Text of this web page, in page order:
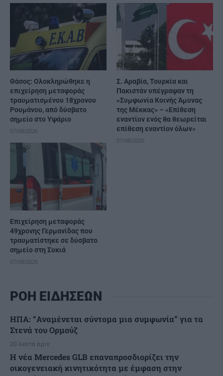
Θάσος: Ολοκληρώθηκε η
επιχείρηση μεταφοράς
τραυματισμένου 18χρονου
Ρουμάνου, από δύσβατο
σημείο στο Υψάριο
07/08/2026
Σ. Αραβία, Τουρκία και
Πακιστάν υπέγραψαν τη
«Συμφωνία Κοινής Άμυνας
της Μέκκας» – «Επίθεση
εναντίον ενός θα θεωρείται
επίθεση εναντίον όλων»
07/08/2026
Επιχείρηση μεταφοράς
49χρονης Γερμανίδας που
τραυματίστηκε σε δύσβατο
σημείο στη Συκιά
07/08/2026
ΡΟΗ ΕΙΔΗΣΕΩΝ
ΗΠΑ: “Αναμένεται σύντομα μια συμφωνία” για τα
Στενά του Ορμούζ
20 λεπτά πριν
Η νέα Mercedes GLB επαναπροσδιορίζει την
οικογενειακή κινητικότητα με έμφαση στην